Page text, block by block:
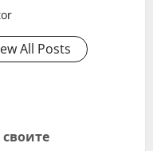
All Posts